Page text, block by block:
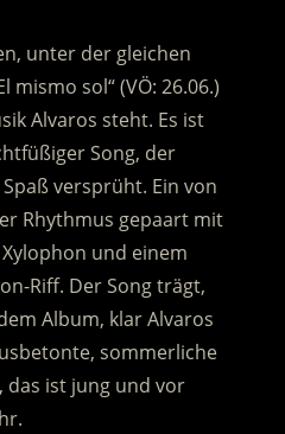
unter der gleichen
mismo sol“ (VÖ: 26.06.)
Alvaros steht. Es ist
Song, der
versprüht. Ein von
Rhythmus gepaart mit
und einem
Riff. Der Song trägt,
Album, klar Alvaros
sommerliche
das ist jung und vor